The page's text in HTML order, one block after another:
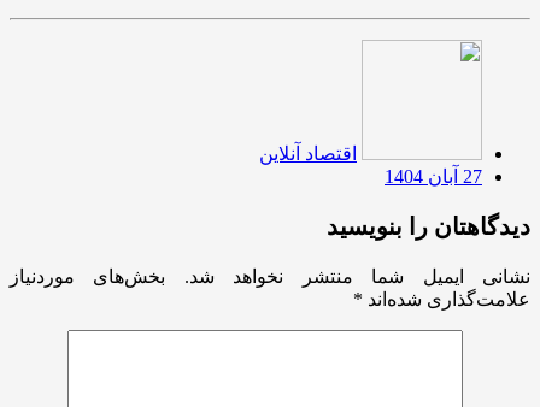
اقتصاد آنلاین
27 آبان 1404
دیدگاهتان را بنویسید
نشانی ایمیل شما منتشر نخواهد شد.
بخش‌های موردنیاز
علامت‌گذاری شده‌اند *